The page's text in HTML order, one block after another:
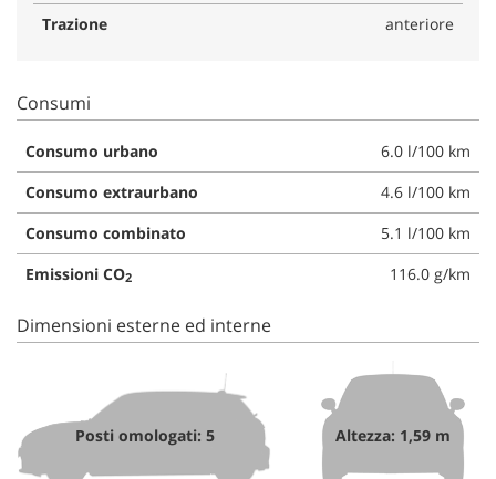
Trazione
anteriore
Consumi
Consumo urbano
6.0 l/100 km
Consumo extraurbano
4.6 l/100 km
Consumo combinato
5.1 l/100 km
Emissioni CO2 116.0 g/km
Dimensioni esterne ed interne
Posti omologati: 5 Altezza: 1,59 m